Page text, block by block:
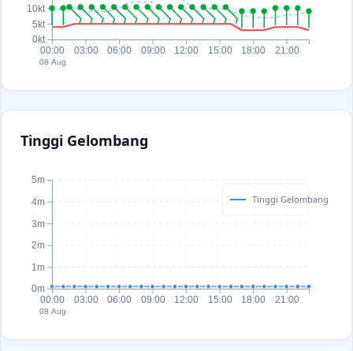
00:00
08 Aug
03:00 06:00 09:00 12:00 15:00 18:00 21:00
0kt
5kt
10kt
Tinggi Gelombang
Tinggi Gelombang
00:00
08 Aug
03:00 06:00 09:00 12:00 15:00 18:00 21:00
0m
1m
2m
3m
4m
5m